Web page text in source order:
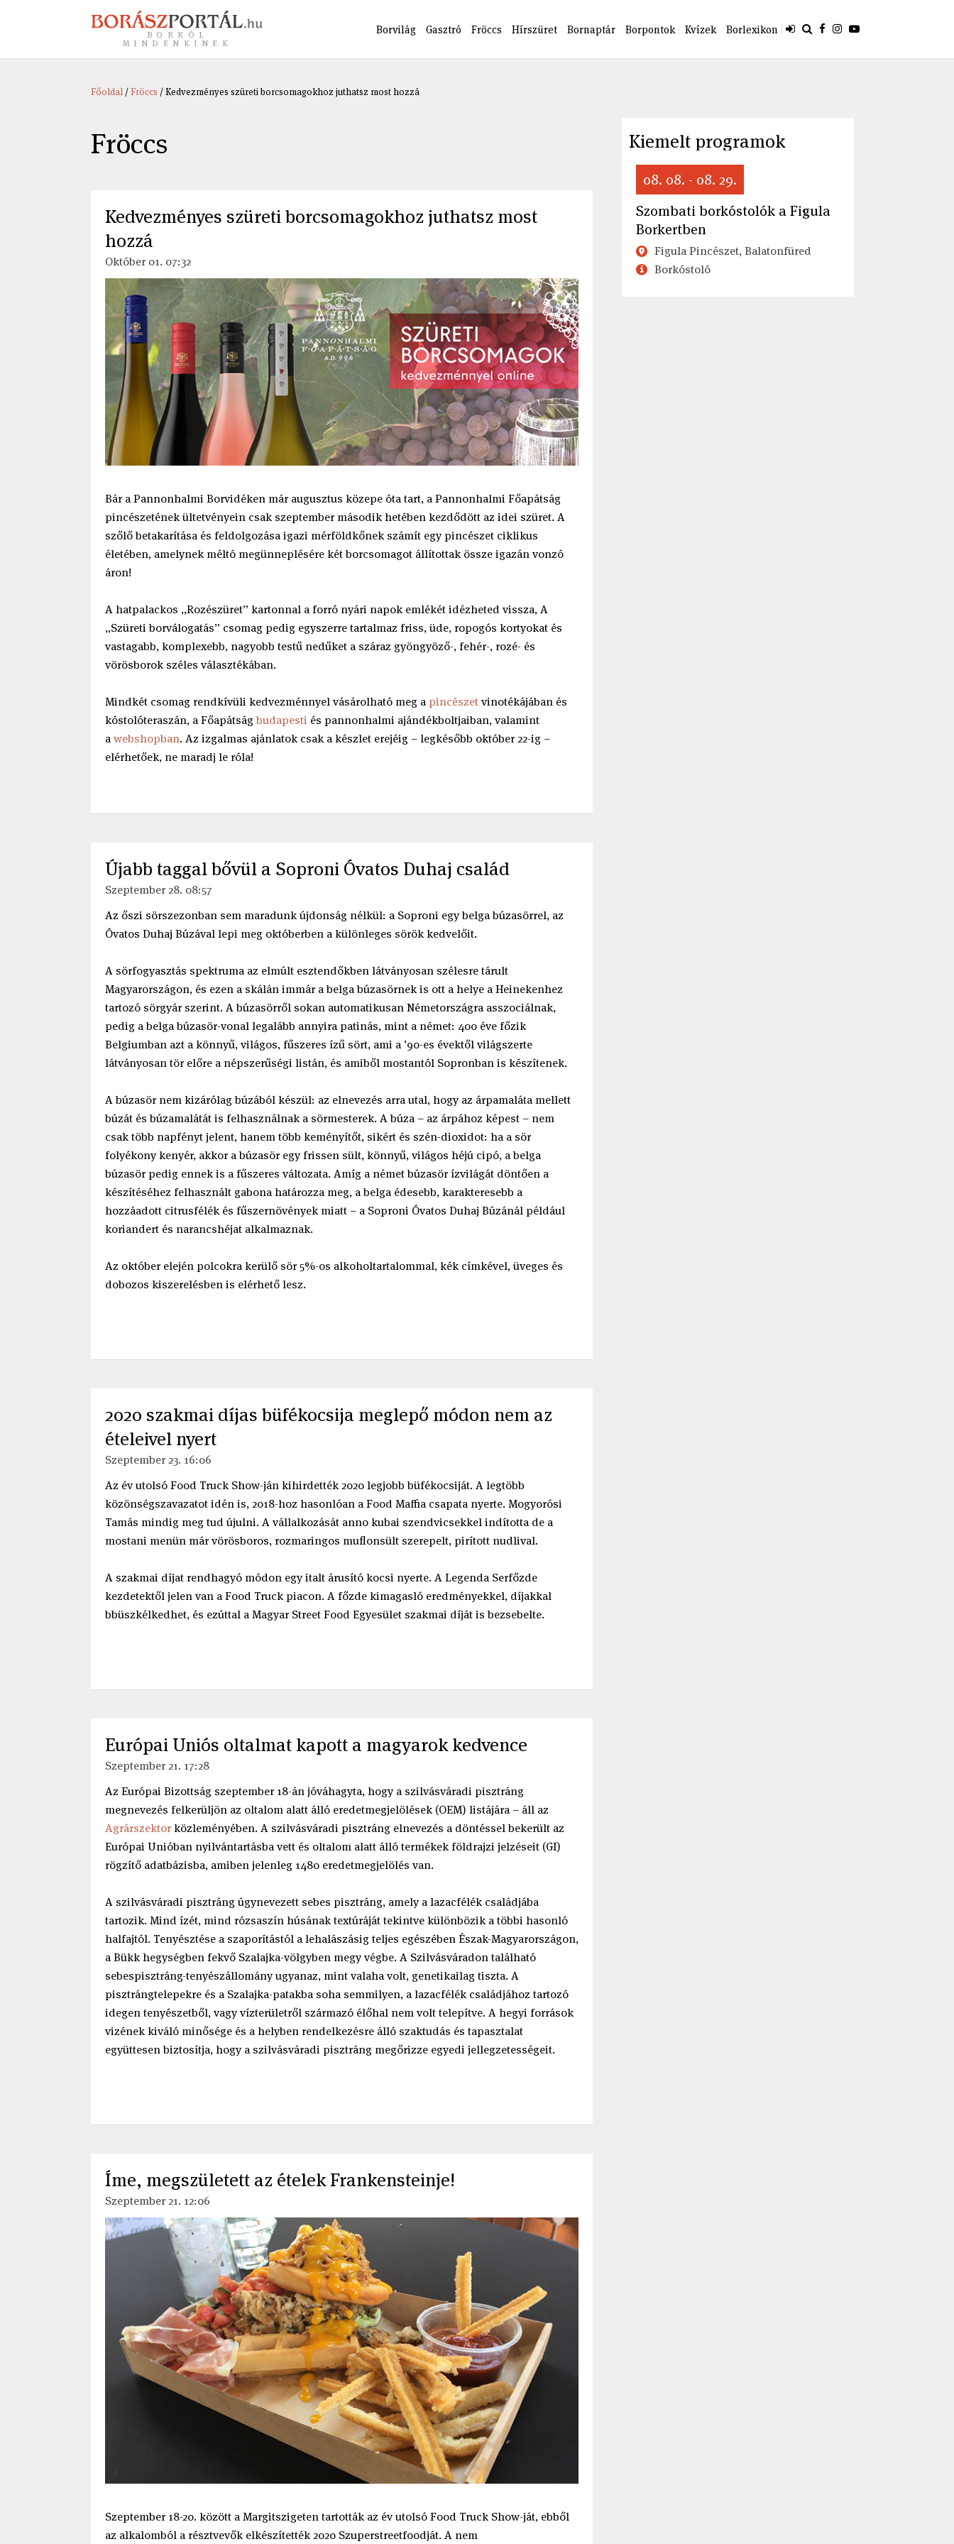
BORRÓL
MINDENKINEK
Borvilág Gasztró Fröccs Hírszüret Bornaptár Borpontok Kvízek Borlexikon
Főoldal/Fröccs / Kedvezményes szüreti borcsomagokhoz juthatsz most hozzá
Fröccs
Kedvezményes szüreti borcsomagokhoz juthatsz most
hozzá
Október 01. 07:32
Bár a Pannonhalmi Borvidéken már augusztus közepe óta tart, a Pannonhalmi Főapátság
pincészetének ültetvényein csak szeptember második hetében kezdődött az idei szüret. A
szőlő betakarítása és feldolgozása igazi mérföldkőnek számít egy pincészet ciklikus
életében, amelynek méltó megünneplésére két borcsomagot állítottak össze igazán vonzó
áron!
A hatpalackos „Rozészüret” kartonnal a forró nyári napok emlékét idézheted vissza, A
„Szüreti borválogatás” csomag pedig egyszerre tartalmaz friss, üde, ropogós kortyokat és
vastagabb, komplexebb, nagyobb testű nedűket a száraz gyöngyöző-, fehér-, rozé- és
vörösborok széles választékában.
Mindkét csomag rendkívüli kedvezménnyel vásárolható meg a pincészetvinotékájában és
kóstolóteraszán, a Főapátságbudapesti és pannonhalmi ajándékboltjaiban, valamint
awebshopban. Az izgalmas ajánlatok csak a készlet erejéig – legkésőbb október 22-ig –
elérhetőek, ne maradj le róla!
Újabb taggal bővül a Soproni Óvatos Duhaj család
Szeptember 28. 08:57
Az őszi sörszezonban sem maradunk újdonság nélkül: a Soproni egy belga búzasörrel, az
Óvatos Duhaj Búzával lepi meg októberben a különleges sörök kedvelőit.
A sörfogyasztás spektruma az elmúlt esztendőkben látványosan szélesre tárult
Magyarországon, és ezen a skálán immár a belga búzasörnek is ott a helye a Heinekenhez
tartozó sörgyár szerint. A búzasörről sokan automatikusan Németországra asszociálnak,
pedig a belga búzasör-vonal legalább annyira patinás, mint a német: 400 éve főzik
Belgiumban azt a könnyű, világos, fűszeres ízű sört, ami a ’90-es évektől világszerte
látványosan tör előre a népszerűségi listán, és amiből mostantól Sopronban is készítenek.
A búzasör nem kizárólag búzából készül: az elnevezés arra utal, hogy az árpamaláta mellett
búzát és búzamalátát is felhasználnak a sörmesterek. A búza – az árpához képest – nem
csak több napfényt jelent, hanem több keményítőt, sikért és szén-dioxidot: ha a sör
folyékony kenyér, akkor a búzasör egy frissen sült, könnyű, világos héjú cipó, a belga
búzasör pedig ennek is a fűszeres változata. Amíg a német búzasör ízvilágát döntően a
készítéséhez felhasznált gabona határozza meg, a belga édesebb, karakteresebb a
hozzáadott citrusfélék és fűszernövények miatt – a Soproni Óvatos Duhaj Búzánál például
koriandert és narancshéjat alkalmaznak.
Az október elején polcokra kerülő sör 5%-os alkoholtartalommal, kék címkével, üveges és
dobozos kiszerelésben is elérhető lesz.
2020 szakmai díjas büfékocsija meglepő módon nem az
ételeivel nyert
Szeptember 23. 16:06
Az év utolsó Food Truck Show-ján kihirdették 2020 legjobb büfékocsiját. A legtöbb
közönségszavazatot idén is, 2018-hoz hasonlóan a Food Maffia csapata nyerte. Mogyorósi
Tamás mindig meg tud újulni. A vállalkozását anno kubai szendvicsekkel indította de a
mostani menün már vörösboros, rozmaringos muflonsült szerepelt, pirított nudlival.
A szakmai díjat rendhagyó módon egy italt árusító kocsi nyerte. A Legenda Serfőzde
kezdetektől jelen van a Food Truck piacon. A főzde kimagasló eredményekkel, díjakkal
bbüszkélkedhet, és ezúttal a Magyar Street Food Egyesület szakmai díját is bezsebelte.
Európai Uniós oltalmat kapott a magyarok kedvence
Szeptember 21. 17:28
Az Európai Bizottság szeptember 18-án jóváhagyta, hogy a szilvásváradi pisztráng
megnevezés felkerüljön az oltalom alatt álló eredetmegjelölések (OEM) listájára – áll az
Agrárszektorközleményében. A szilvásváradi pisztráng elnevezés a döntéssel bekerült az
Európai Unióban nyilvántartásba vett és oltalom alatt álló termékek földrajzi jelzéseit (GI)
rögzítő adatbázisba, amiben jelenleg 1480 eredetmegjelölés van.
A szilvásváradi pisztráng úgynevezett sebes pisztráng, amely a lazacfélék családjába
tartozik. Mind ízét, mind rózsaszín húsának textúráját tekintve különbözik a többi hasonló
halfajtól. Tenyésztése a szaporítástól a lehalászásig teljes egészében Észak-Magyarországon,
a Bükk hegységben fekvő Szalajka-völgyben megy végbe. A Szilvásváradon található
sebespisztráng-tenyészállomány ugyanaz, mint valaha volt, genetikailag tiszta. A
pisztrángtelepekre és a Szalajka-patakba soha semmilyen, a lazacfélék családjához tartozó
idegen tenyészetből, vagy vízterületről származó élőhal nem volt telepítve. A hegyi források
vizének kiváló minősége és a helyben rendelkezésre álló szaktudás és tapasztalat
együttesen biztosítja, hogy a szilvásváradi pisztráng megőrizze egyedi jellegzetességeit.
Íme, megszületett az ételek Frankensteinje!
Szeptember 21. 12:06
Szeptember 18-20. között a Margitszigeten tartották az év utolsó Food Truck Show-ját, ebből
az alkalomból a résztvevők elkészítették 2020 Szuperstreetfoodját. A nem
Kiemelt programok
08. 08. - 08. 29.
Szombati borkóstolók a Figula
Borkertben
Figula Pincészet, Balatonfüred
Borkóstoló